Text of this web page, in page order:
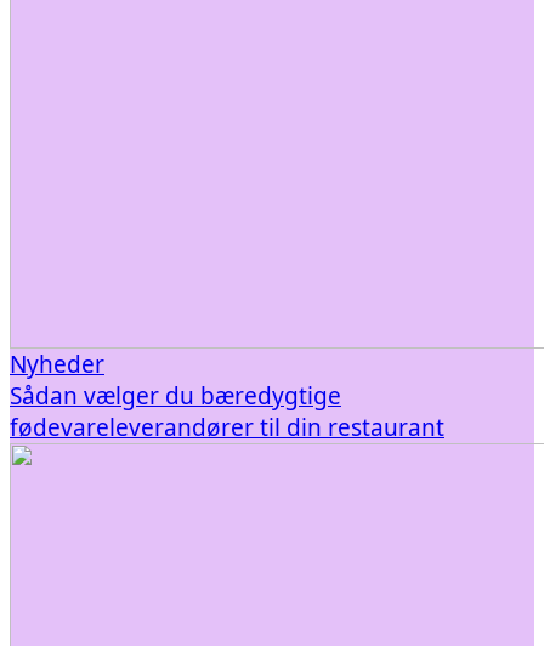
Nyheder
Sådan vælger du bæredygtige
fødevareleverandører til din restaurant